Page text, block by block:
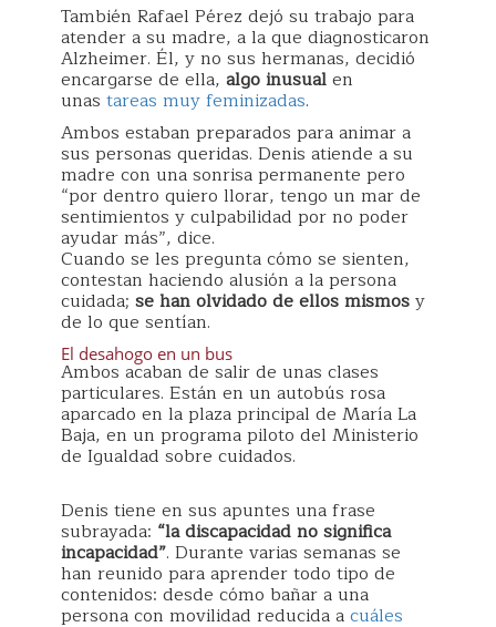
También Rafael Pérez dejó su trabajo para
atender a su madre, a la que diagnosticaron
Alzheimer. Él, y no sus hermanas, decidió
encargarse de ella, algo inusualen
unas tareas muy feminizadas.
Ambos estaban preparados para animar a
sus personas queridas. Denis atiende a su
madre con una sonrisa permanente pero
“por dentro quiero llorar, tengo un mar de
sentimientos y culpabilidad por no poder
ayudar más”, dice.
Cuando se les pregunta cómo se sienten,
contestan haciendo alusión a la persona
cuidada; se han olvidado de ellos mismosy
de lo que sentían.
El desahogo en un bus
Ambos acaban de salir de unas clases
particulares. Están en un autobús rosa
aparcado en la plaza principal de María La
Baja, en un programa piloto del Ministerio
de Igualdad sobre cuidados.
Denis tiene en sus apuntes una frase
subrayada: “la discapacidad no significa
incapacidad”. Durante varias semanas se
han reunido para aprender todo tipo de
contenidos: desde cómo bañar a una
persona con movilidad reducida acuáles